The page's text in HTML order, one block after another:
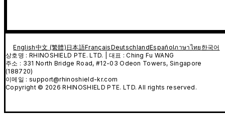
English中文 (繁體) 日本語FrançaisDeutschlandEspañolภาษาไทย 한국어
상호명 : RHINOSHIELD PTE. LTD. | 대표 : Ching Fu WANG
주소 : 331 North Bridge Road, #12-03 Odeon Towers, Singapore
(188720)
이메일 : support@rhinoshield-kr.com
Copyright © 2026 RHINOSHIELD PTE. LTD. All rights reserved.